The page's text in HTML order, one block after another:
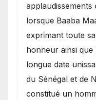
lorsque Baaba
exprimant toute
honneur ainsi
longue date
du Sénégal et de
constitué un